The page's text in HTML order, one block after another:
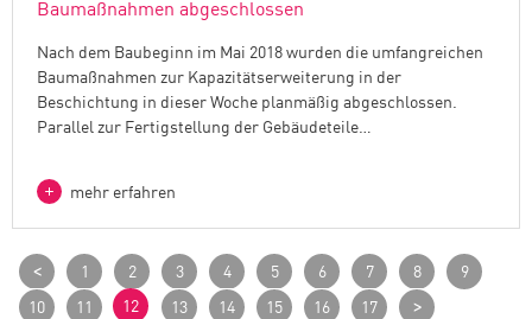
Baumaßnahmen abgeschlossen
Nach dem Baubeginn im Mai 2018 wurden die umfangreichen
Baumaßnahmen zur Kapazitätserweiterung in der
Beschichtung in dieser Woche planmäßig abgeschlossen.
Parallel zur Fertigstellung der Gebäudeteile…
mehr erfahren
< 1 2 3 4 5 6 7 8
9
10
11 12 13 14 15 16 17 >